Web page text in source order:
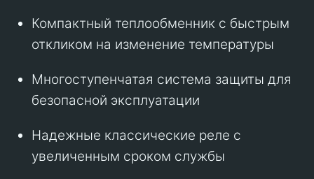
Компактный теплообменник с быстрым
откликом на изменение температуры
Многоступенчатая система защиты для
безопасной эксплуатации
Надежные классические реле с
увеличенным сроком службы